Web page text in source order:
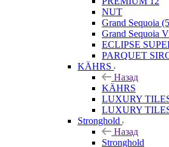
NUT
Grand Sequoia
Grand Sequoia
ECLIPSE
PARQUET
KÄHRS
Назад
KÄHRS
LUXURY
LUXURY
Stronghold
Назад
Stronghold